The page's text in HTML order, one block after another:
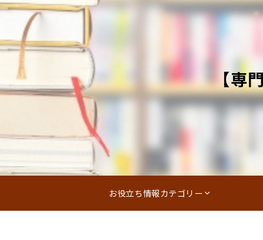
【専
お役立ち情報カテゴリー